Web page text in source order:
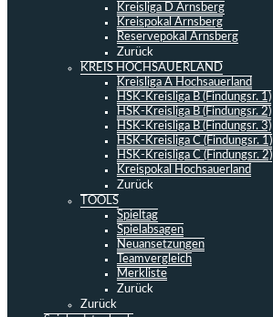
Kreisliga D Arnsberg
Kreispokal Arnsberg
Reservepokal Arnsberg
Zurück
KREIS HOCHSAUERLAND
Kreisliga A Hochsauerland
HSK-Kreisliga B (Findungsr. 1)
HSK-Kreisliga B (Findungsr. 2)
HSK-Kreisliga B (Findungsr. 3)
HSK-Kreisliga C (Findungsr. 1)
HSK-Kreisliga C (Findungsr. 2)
Kreispokal Hochsauerland
Zurück
TOOLS
Spieltag
Spielabsagen
Neuansetzungen
Teamvergleich
Merkliste
Zurück
Zurück